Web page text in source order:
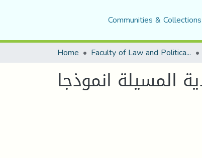
Communities & Collections
Home Faculty of Law and Political Science
المسيلة انموذجا